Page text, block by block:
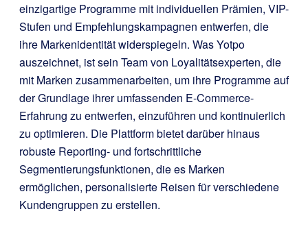
einzigartige Programme mit individuellen Prämien, VIP-
Stufen und Empfehlungskampagnen entwerfen, die
ihre Markenidentität widerspiegeln. Was Yotpo
auszeichnet, ist sein Team von Loyalitätsexperten, die
mit Marken zusammenarbeiten, um ihre Programme auf
der Grundlage ihrer umfassenden E-Commerce-
Erfahrung zu entwerfen, einzuführen und kontinuierlich
zu optimieren. Die Plattform bietet darüber hinaus
robuste Reporting- und fortschrittliche
Segmentierungsfunktionen, die es Marken
ermöglichen, personalisierte Reisen für verschiedene
Kundengruppen zu erstellen.